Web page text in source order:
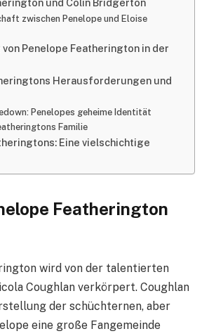
zwischen Penelope und Eloise
Penelope Featherington in der
Herausforderungen und
Penelopes geheime Identität
Familie
Eine vielschichtige
Featherington
wird von der talentierten
Coughlan verkörpert. Coughlan
der schüchternen, aber
eine große Fangemeinde